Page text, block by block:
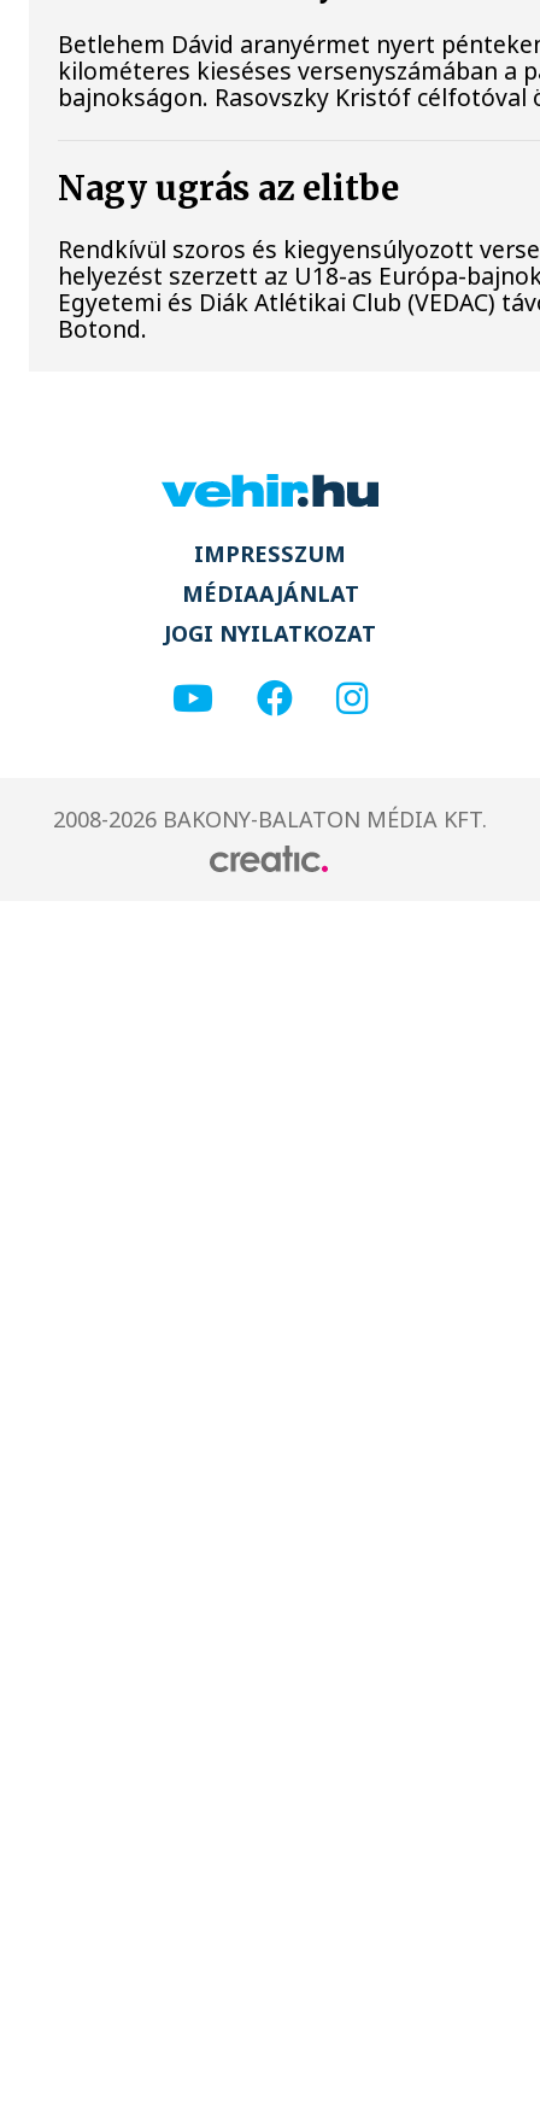
Betlehem Dávid aranyérmet nyert
kilométeres kieséses versenyszámában a
bajnokságon. Rasovszky Kristóf
Nagy ugrás az elitbe
Rendkívül szoros és kiegyensúlyozott
helyezést szerzett az U18-as Európa-
Egyetemi és Diák Atlétikai Club (VEDAC)
Botond.
IMPRESSZUM
MÉDIAAJÁNLAT
JOGI NYILATKOZAT
2008-2026 BAKONY-BALATON MÉDIA KFT.